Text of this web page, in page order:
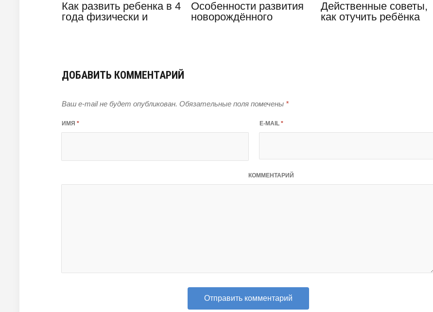
Как развить ребенка в 4
года физически и
Особенности развития
новорождённого
Действенные советы,
как отучить ребёнка
ДОБАВИТЬ КОММЕНТАРИЙ
Ваш e-mail не будет опубликован. Обязательные поля помечены *
ИМЯ * E-MAIL *
КОММЕНТАРИЙ